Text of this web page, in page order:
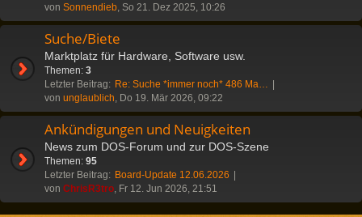
von Sonnendieb, So 21. Dez 2025, 10:26
Suche/Biete
Marktplatz für Hardware, Software usw.
Themen: 3
Letzter Beitrag: Re: Suche *immer noch* 486 Ma…
von unglaublich, Do 19. Mär 2026, 09:22
Ankündigungen und Neuigkeiten
News zum DOS-Forum und zur DOS-Szene
Themen: 95
Letzter Beitrag: Board-Update 12.06.2026
von ChrisR3tro, Fr 12. Jun 2026, 21:51